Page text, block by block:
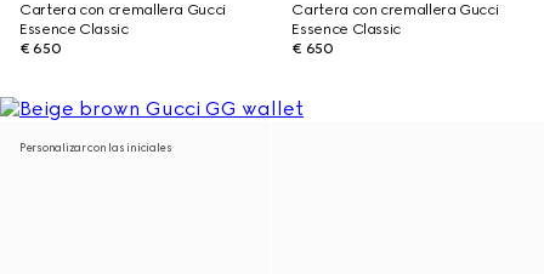
Cartera con cremallera Gucci
Essence Classic
€ 650
Cartera con cremallera Gucci
Essence Classic
€ 650
Personalizar con las iniciales